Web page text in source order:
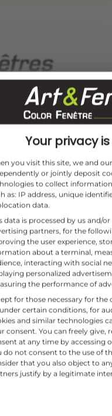
de-Baron
de-Baron
Près-Bordeaux
Créon
04 98
02
Your privacy
you visit this site, we and
or jointly deposit
to collect
as: IP address, unique
data.
data is processed by us and/
partners, for the
the user experience,
about a terminal,
interacting with social
personalized
the performance of
for those necessary for the
certain conditions, for
and similar technologies
consent. You can freely give,
at any time by accessing
do not consent to the use of
that you also object to
justify by a legitimate